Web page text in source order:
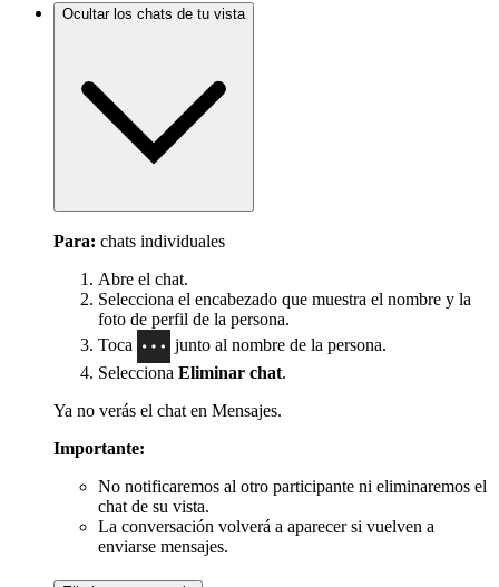
Ocultar los chats de tu vista
Para: chats individuales
Abre el chat.
Selecciona el encabezado que muestra el nombre y la
foto de perfil de la persona.
Toca
junto al nombre de la persona.
Selecciona Eliminar chat.
Ya no verás el chat en Mensajes.
Importante:
No notificaremos al otro participante ni eliminaremos el
chat de su vista.
La conversación volverá a aparecer si vuelven a
enviarse mensajes.